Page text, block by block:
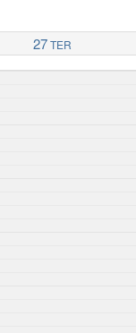
27 TER